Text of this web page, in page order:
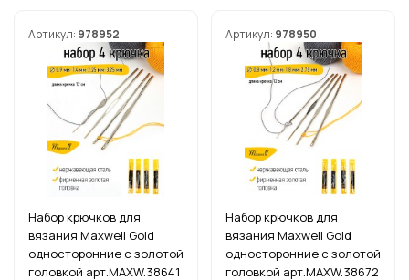
Артикул: 978952
Набор крючков для
вязания Maxwell Gold
односторонние с золотой
головкой арт.MAXW.38641
Артикул: 978950
Набор крючков для
вязания Maxwell Gold
односторонние с золотой
головкой арт.MAXW.38672